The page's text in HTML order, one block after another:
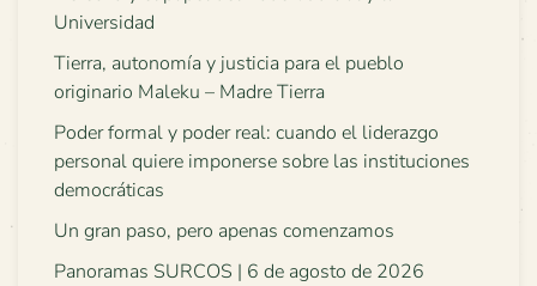
Universidad
Tierra, autonomía y justicia para el pueblo
originario Maleku – Madre Tierra
Poder formal y poder real: cuando el liderazgo
personal quiere imponerse sobre las instituciones
democráticas
Un gran paso, pero apenas comenzamos
Panoramas SURCOS | 6 de agosto de 2026